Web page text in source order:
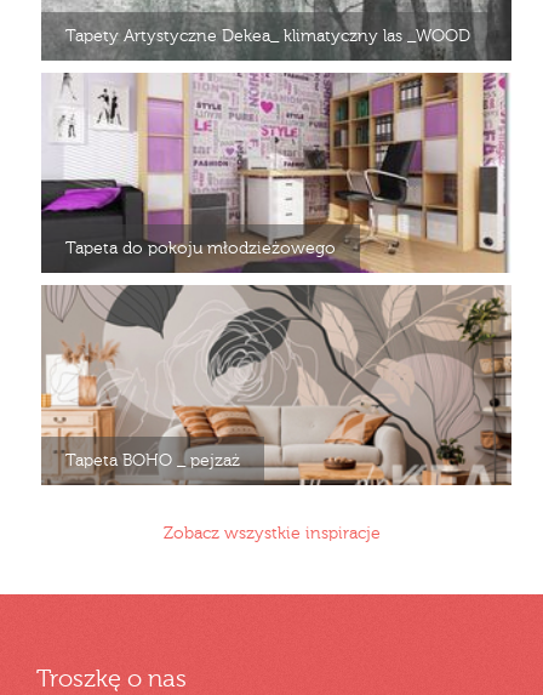
Tapety Artystyczne Dekea_ klimatyczny las _WOOD
Tapeta do pokoju młodzieżowego
Tapeta BOHO _ pejzaż
Zobacz wszystkie inspiracje
Troszkę o nas